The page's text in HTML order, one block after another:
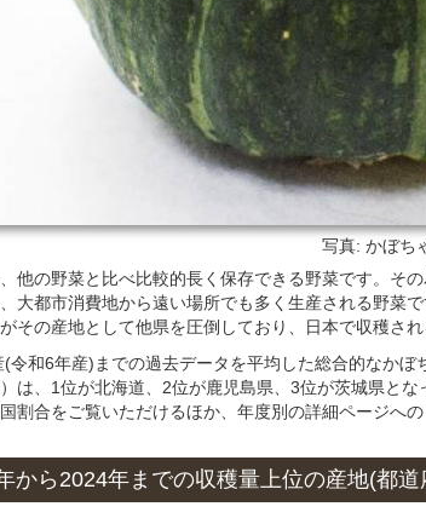
写真: かぼち
他の野菜と比べ比較的長く保存できる野菜です。そ
大都市消費地から遠い場所でも多く生産される野菜
その産地として他県を圧倒しており、日本で収穫さ
(令和6年産)までの過去データを平均した総合的なか
）は、1位が北海道、2位が鹿児島県、3位が茨城県と
割合をご覧いただけるほか、年度別の詳細ページへの
から2024年までの収穫量上位の産地(都道